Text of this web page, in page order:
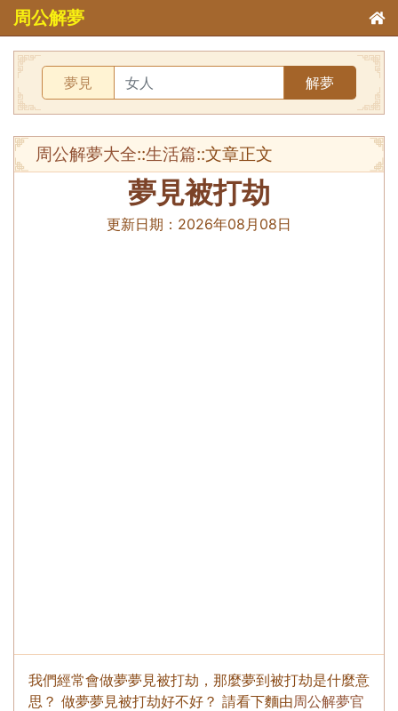
周公解夢
夢見 解夢
周公解夢大全::生活篇::文章正文
夢見被打劫
更新日期： 2026年08月08日
我們經常會做夢夢見被打劫，那麼夢到被打劫是什麼意
思？ 做夢夢見被打劫好不好？ 請看下麵由周公解夢官